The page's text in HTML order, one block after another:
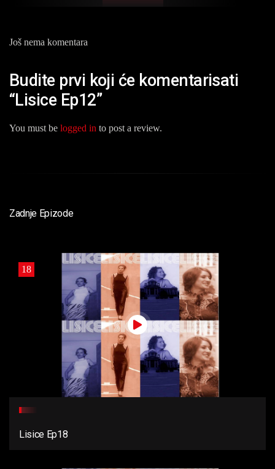
Još nema komentara
Budite prvi koji će komentarisati
“Lisice Ep12”
You must be logged in to post a review.
Zadnje Epizode
18
Lisice Ep18